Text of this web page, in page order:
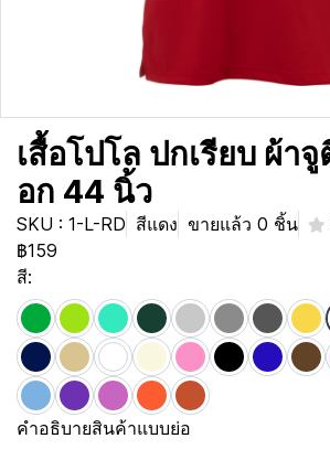
เสื้อโปโล ปกเรียบ ผ้า
อก 44 นิ้ว
SKU : 1-L-RD สีแดง ขายแล้ว 0 ชิ้น
฿159
สี:
คำอธิบายสินค้าแบบย่อ